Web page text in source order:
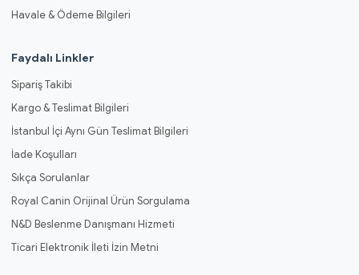
Havale & Ödeme Bilgileri
Faydalı Linkler
Sipariş Takibi
Kargo & Teslimat Bilgileri
İstanbul İçi Aynı Gün Teslimat Bilgileri
İade Koşulları
Sıkça Sorulanlar
Royal Canin Orijinal Ürün Sorgulama
N&D Beslenme Danışmanı Hizmeti
Ticari Elektronik İleti İzin Metni